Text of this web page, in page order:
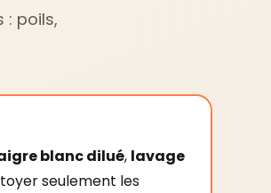
: poils,
blanc dilué, lavage
seulement les